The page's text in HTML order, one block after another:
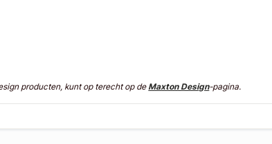
producten, kunt op terecht op deMaxton Design-pagina.